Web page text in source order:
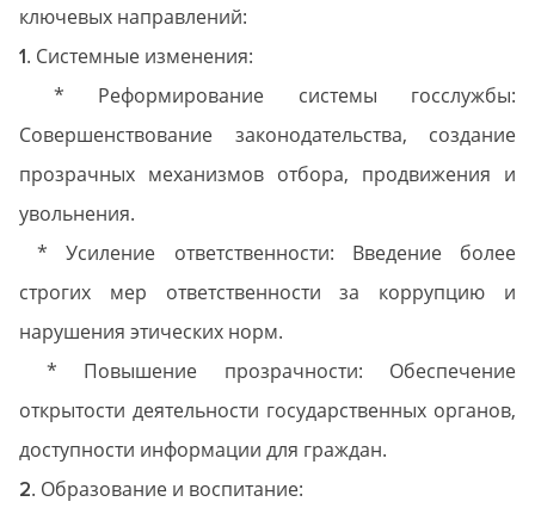
ключевых направлений:
1. Системные изменения:
* Реформирование системы госслужбы:
Совершенствование законодательства, создание
прозрачных механизмов отбора, продвижения и
увольнения.
* Усиление ответственности: Введение более
строгих мер ответственности за коррупцию и
нарушения этических норм.
* Повышение прозрачности: Обеспечение
открытости деятельности государственных органов,
доступности информации для граждан.
2. Образование и воспитание: